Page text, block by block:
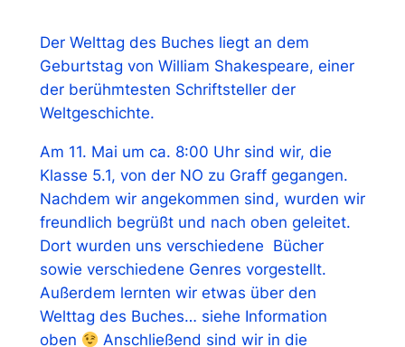
Der Welttag des Buches liegt an dem
Geburtstag von William Shakespeare, einer
der berühmtesten Schriftsteller der
Weltgeschichte.
Am 11. Mai um ca. 8:00 Uhr sind wir, die
Klasse 5.1, von der NO zu Graff gegangen.
Nachdem wir angekommen sind, wurden wir
freundlich begrüßt und nach oben geleitet.
Dort wurden uns verschiedene Bücher
sowie verschiedene Genres vorgestellt.
Außerdem lernten wir etwas über den
Welttag des Buches… siehe Information
oben
Anschließend sind wir in die